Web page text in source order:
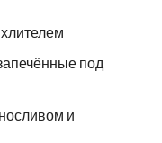
под
и